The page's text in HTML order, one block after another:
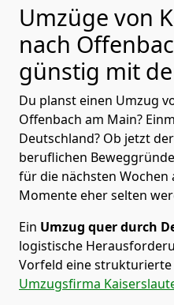
Umzüge von
nach
günstig mit
Du planst einen Umzug
Offenbach am Main?
Deutschland? Ob jetzt
beruflichen
für die nächsten
Momente eher selten
Ein Umzug quer durch
logistische
Vorfeld eine
Umzugsfirma